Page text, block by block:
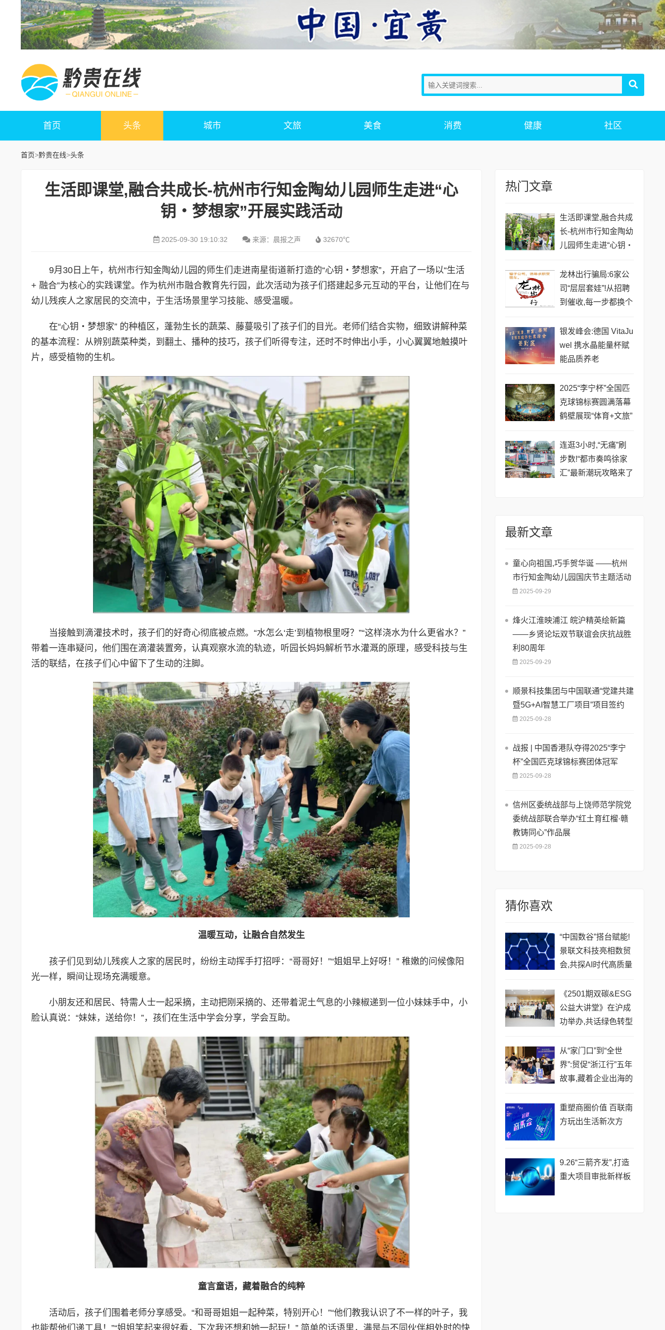
首页 头条 城市 文旅 美食 消费 健康 社区
首页>黔贵在线>头条
生活即课堂,融合共成长-杭州市行知金陶幼儿园师生走进“心
钥・梦想家”开展实践活动
2025-09-30 19:10:32 来源：晨报之声 32670℃
9月30日上午，杭州市行知金陶幼儿园的师生们走进南星街道新打造的“心钥・梦想家”，开启了一场以“生活
+ 融合”为核心的实践课堂。作为杭州市融合教育先行园，此次活动为孩子们搭建起多元互动的平台，让他们在与
幼儿残疾人之家居民的交流中，于生活场景里学习技能、感受温暖。
在“心钥・梦想家” 的种植区，蓬勃生长的蔬菜、藤蔓吸引了孩子们的目光。老师们结合实物，细致讲解种菜
的基本流程：从辨别蔬菜种类，到翻土、播种的技巧，孩子们听得专注，还时不时伸出小手，小心翼翼地触摸叶
片，感受植物的生机。
当接触到滴灌技术时，孩子们的好奇心彻底被点燃。“水怎么‘走’到植物根里呀？”“这样浇水为什么更省水？”
带着一连串疑问，他们围在滴灌装置旁，认真观察水流的轨迹，听园长妈妈解析节水灌溉的原理，感受科技与生
活的联结，在孩子们心中留下了生动的注脚。
温暖互动，让融合自然发生
孩子们见到幼儿残疾人之家的居民时，纷纷主动挥手打招呼：“哥哥好！”“姐姐早上好呀！” 稚嫩的问候像阳
光一样，瞬间让现场充满暖意。
小朋友还和居民、特需人士一起采摘，主动把刚采摘的、还带着泥土气息的小辣椒递到一位小妹妹手中，小
脸认真说：“妹妹，送给你！”，孩们在生活中学会分享，学会互助。
童言童语，藏着融合的纯粹
活动后，孩子们围着老师分享感受。“和哥哥姐姐一起种菜，特别开心！”“他们教我认识了不一样的叶子，我
也能帮他们递工具！”“姐姐笑起来很好看，下次我还想和她一起玩！” 简单的话语里，满是与不同伙伴相处时的快
热门文章
生活即课堂,融合共成
长-杭州市行知金陶幼
儿园师生走进“心钥・
​龙林出行骗局:6家公
司“层层套娃”!从招聘
到催收,每一步都换个
银发峰会:德国 VitaJu
wel 携水晶能量杯赋
能品质养老
2025“李宁杯”全国匹
克球锦标赛圆满落幕
鹤壁展现“体育+文旅”
连逛3小时,“无痛”刷
步数!“都市奏鸣徐家
汇”最新潮玩攻略来了
最新文章
童心向祖国,巧手贺华诞 ——杭州
市行知金陶幼儿园国庆节主题活动
2025-09-29
烽火江淮映浦江 皖沪精英绘新篇
——乡贤论坛双节联谊会庆抗战胜
利80周年
2025-09-29
顺景科技集团与中国联通“党建共建
暨5G+AI智慧工厂项目”项目签约
2025-09-28
战报 | 中国香港队夺得2025“李宁
杯”全国匹克球锦标赛团体冠军
2025-09-28
信州区委统战部与上饶师范学院党
委统战部联合举办“红土育红榴·赣
教铸同心”作品展
2025-09-28
猜你喜欢
“中国数谷”搭台赋能!
景联文科技亮相数贸
会,共探AI时代高质量
《2501期双碳&ESG
公益大讲堂》在沪成
功举办,共话绿色转型
从“家门口”到“全世
界”:贸促“浙江行”五年
故事,藏着企业出海的
重塑商圈价值 百联南
方玩出生活新次方
9.26“三箭齐发”,打造
重大项目审批新样板